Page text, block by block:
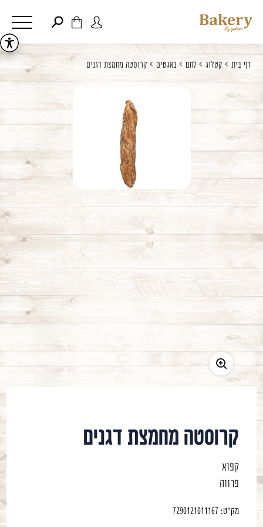
חלונית
עגלה
חלונית
משתמש
סגור
כבר רשומים? התחברו
זכור אותי
משתמש חדש/אורח
דף בית קטלוג לחם באגטים קרוסטה מחמצת דגנים
קרוסטה מחמצת דגנים
קפוא
פרווה
מק"ט: 7290121011167